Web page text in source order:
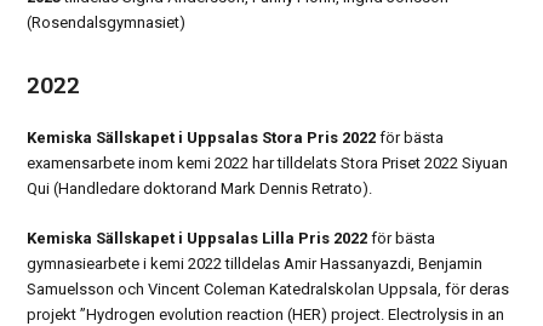
(Rosendalsgymnasiet)
2022
Kemiska Sällskapet i Uppsalas Stora Pris 2022 för bästa
examensarbete inom kemi 2022 har tilldelats Stora Priset 2022 Siyuan
Qui (Handledare doktorand Mark Dennis Retrato).
Kemiska Sällskapet i Uppsalas Lilla Pris 2022för bästa
gymnasiearbete i kemi 2022 tilldelas Amir Hassanyazdi, Benjamin
Samuelsson och Vincent Coleman Katedralskolan Uppsala, för deras
projekt ”Hydrogen evolution reaction (HER) project. Electrolysis in an